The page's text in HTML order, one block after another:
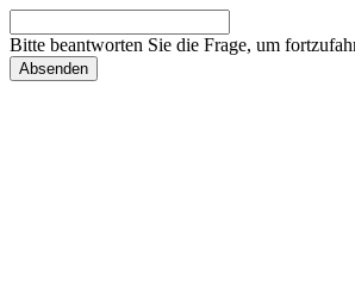
Bitte beantworten Sie die Frage, um
Absenden